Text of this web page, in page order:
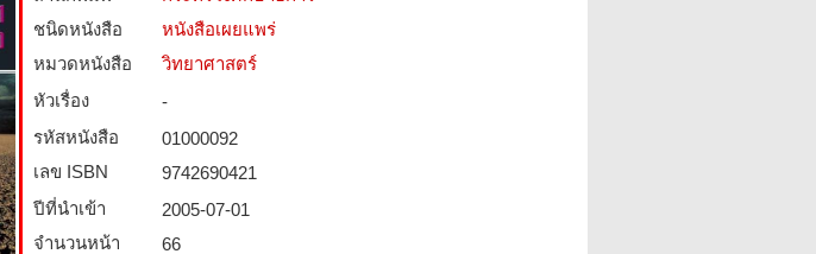
ชนิดหนังสือ­
หนังสือเผยแพร่
หมวดหนังสือ­
วิทยาศาสตร์
หัวเรื่อง
-
รหัสหนังสือ­
01000092
เลข ISBN
9742690421
ปีที่นำเข้า
2005-07-01
จำนวนหน้า
66